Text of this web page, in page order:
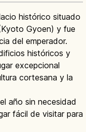
histórico situado
Gyoen) y fue
del emperador.
históricos y
excepcional
cortesana y la
año sin necesidad
fácil de visitar para